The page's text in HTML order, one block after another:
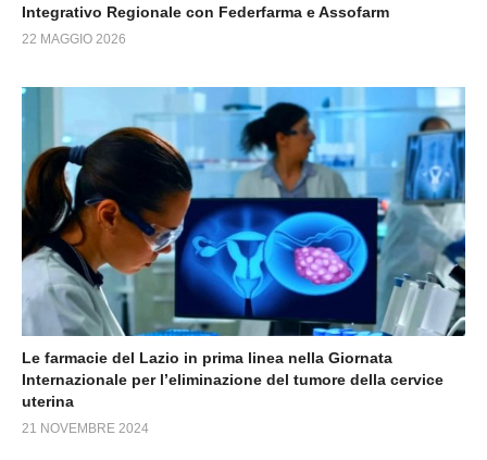
Integrativo Regionale con Federfarma e Assofarm
22 MAGGIO 2026
Le farmacie del Lazio in prima linea nella Giornata
Internazionale per l’eliminazione del tumore della cervice
uterina
21 NOVEMBRE 2024